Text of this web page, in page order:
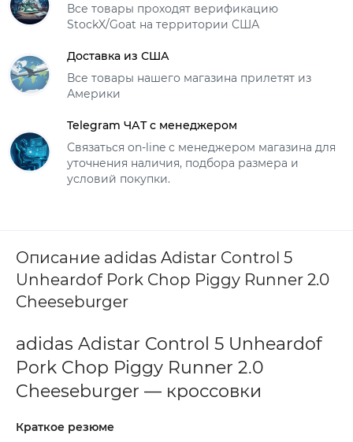
Все товары проходят верификацию
StockX/Goat на территории США
Доставка из США
Все товары нашего магазина прилетят из
Америки
Telegram ЧАТ с менеджером
Связаться on-line с менеджером магазина для
уточнения наличия, подбора размера и
условий покупки.
Описание adidas Adistar Control 5
Unheardof Pork Chop Piggy Runner 2.0
Cheeseburger
adidas Adistar Control 5 Unheardof
Pork Chop Piggy Runner 2.0
Cheeseburger — кроссовки
Краткое резюме